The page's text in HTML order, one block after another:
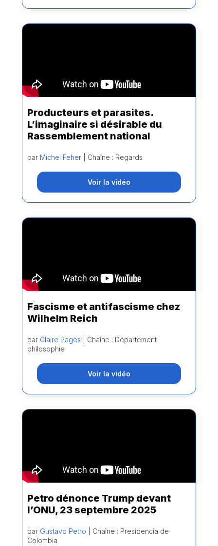
Producteurs et parasites.
L’imaginaire si désirable du
Rassemblement national
par Michel Feher| Chaîne : Regards
Voir la vidéo
Fascisme et antifascisme chez
Wilhelm Reich
par Claire Pagès | Chaîne : Département
philosophie
Voir la vidéo
Petro dénonce Trump devant
l’ONU, 23 septembre 2025
par Gustavo Petro | Chaîne : Presidencia de
Colombia